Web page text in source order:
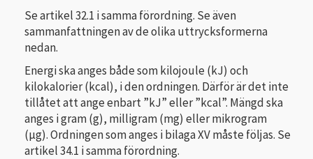
Se artikel 32.1 i samma förordning. Se även
sammanfattningen av de olika uttrycksformerna
nedan.
Energi ska anges både som kilojoule (kJ) och
kilokalorier (kcal), i den ordningen. Därför är det inte
tillåtet att ange enbart ”kJ” eller ”kcal”. Mängd ska
anges i gram (g), milligram (mg) eller mikrogram
(µg). Ordningen som anges i bilaga XV måste följas. Se
artikel 34.1 i samma förordning.